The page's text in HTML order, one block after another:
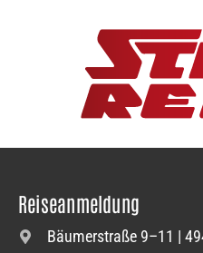
Reiseanmeldung
Bäumerstraße 9–11 |